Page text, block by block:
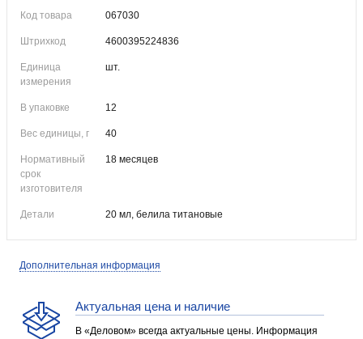
Код товара 067030
Штрихкод 4600395224836
Единица
измерения
шт.
В упаковке 12
Вес единицы, г 40
Нормативный
срок
изготовителя
18 месяцев
Детали 20 мл, белила титановые
Дополнительная информация
Актуальная цена и наличие
В «Деловом» всегда актуальные цены. Информация